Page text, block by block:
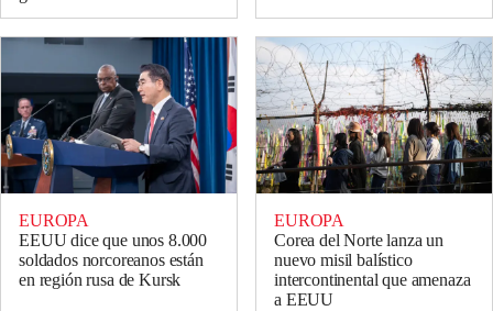
EUROPA
EEUU dice que unos 8.000
soldados norcoreanos están
en región rusa de Kursk
EUROPA
Corea del Norte lanza un
nuevo misil balístico
intercontinental que amenaza
a EEUU